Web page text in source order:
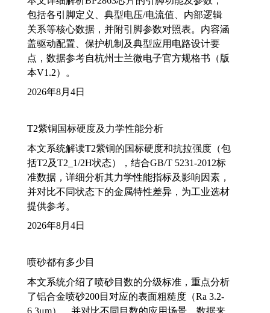
包括各引脚定义、典型电压/电流值、内部逻辑
关系等核心数据，并附引脚参数对照表。内容涵
盖驱动配置、保护机制及典型应用电路设计要
点，数据参考自杭州士兰微电子官方规格书（版
本V1.2）。
2026年8月4日
T2紫铜国标硬度及力学性能分析
本文系统解读T2紫铜的国标硬度和抗拉强度（包
括T2及T2_1/2H状态），结合GB/T 5231-2012标
准数据，详细分析其力学性能指标及影响因素，
并对比不同状态下的金属特性差异，为工业选材
提供参考。
2026年8月4日
喷砂都有多少目
本文系统介绍了喷砂目数的分级标准，重点分析
了铝合金喷砂200目对应的表面粗糙度（Ra 3.2-
6.3μm），并对比不同目数的应用场景。数据来